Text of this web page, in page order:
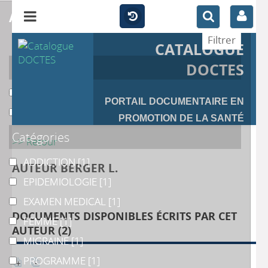
CATALOGUE
DOCTES
PORTAIL DOCUMENTAIRE EN
PROMOTION DE LA SANTÉ
>> Retour
AUTEUR BERGER L.
DOCUMENTS DISPONIBLES ÉCRITS PAR CET
AUTEUR (2)
affiner
Auteur
BERGER L.
OCKENE J.
Catégories
ADDICTION
ADDICTION[1]
EPIDEMIOLOGIE
EPIDEMIOLOGIE [1]
EXAMEN MEDICAL
EXAMEN MEDICAL [1]
FEMME
FEMME[1]
MIGRAINE
MIGRAINE[1]
PROGRAMME
PROGRAMME [1]